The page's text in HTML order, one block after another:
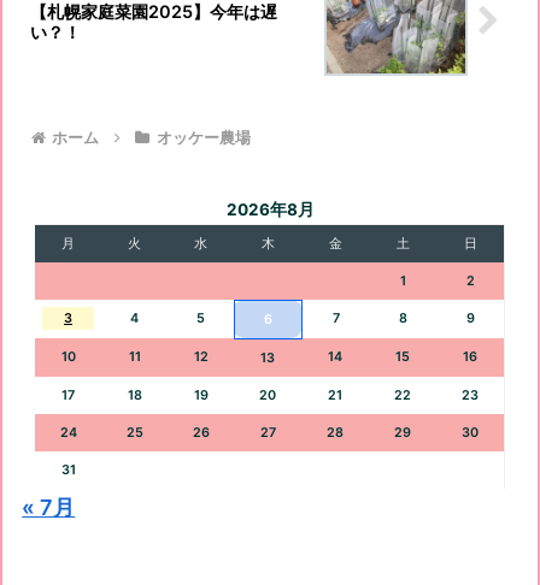
【札幌家庭菜園2025】今年は遅
い？！
ホーム オッケー農場
2026年8月
月 火 水 木 金 土 日
1 2
3 4 5 6 7 8 9
10 11 12 13 14 15 16
17 18 19 20 21 22 23
24 25 26 27 28 29 30
31
« 7月